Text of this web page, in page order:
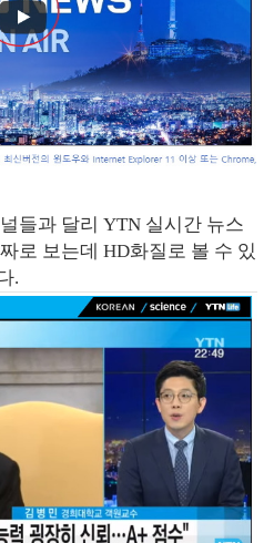
들과 달리 YTN 실시간 뉴스
로 보는데 HD화질로 볼 수 있
.